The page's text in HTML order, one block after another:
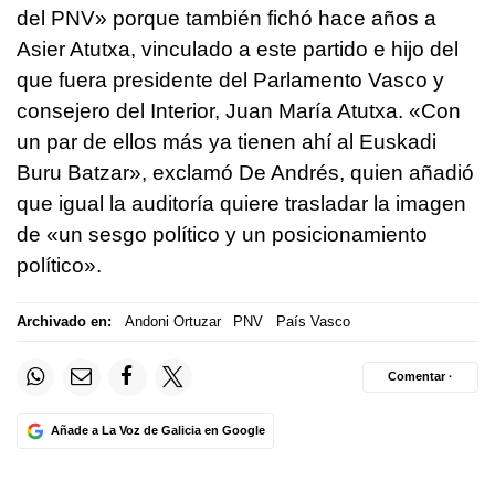
del PNV» porque también fichó hace años a
Asier Atutxa, vinculado a este partido e hijo del
que fuera presidente del Parlamento Vasco y
consejero del Interior, Juan María Atutxa. «Con
un par de ellos más ya tienen ahí al Euskadi
Buru Batzar», exclamó De Andrés, quien añadió
que igual la auditoría quiere trasladar la imagen
de «un sesgo político y un posicionamiento
político».
Archivado en: Andoni Ortuzar PNV País Vasco
Añade a La Voz de Galicia en Google
Comentar ·